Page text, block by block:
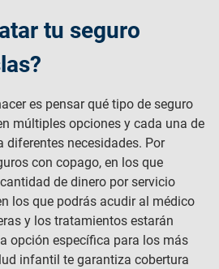
tu seguro
es pensar qué tipo de seguro
múltiples opciones y cada una de
diferentes necesidades. Por
con copago, en los que
de dinero por servicio
los que podrás acudir al médico
y los tratamientos estarán
opción específica para los más
infantil te garantiza cobertura